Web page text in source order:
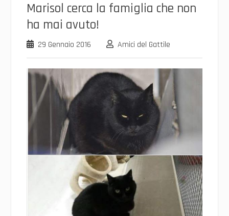
Marisol cerca la famiglia che non
ha mai avuto!
29 Gennaio 2016 Amici del Gattile